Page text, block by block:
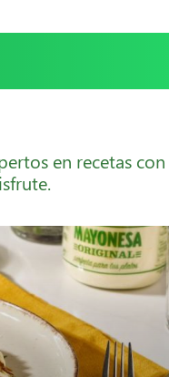
en recetas con